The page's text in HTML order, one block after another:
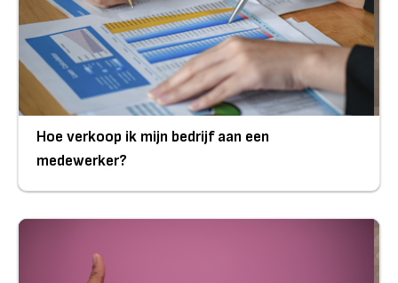
Hoe verkoop ik mijn bedrijf aan een
medewerker?